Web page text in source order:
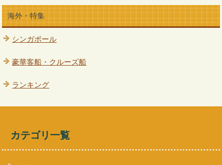
海外・特集
シンガポール
豪華客船・クルーズ船
ランキング
カテゴリ一覧